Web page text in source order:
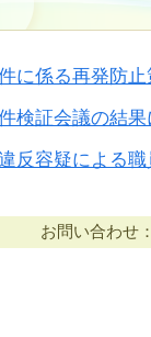
に係る再発防
検証会議の結果
反容疑による
お問い合わせ